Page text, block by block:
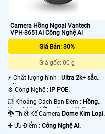
Camera Hồng Ngoại Vantech
VPH-3651AI Công Nghệ Ai
Giá Bán: 30%
Giá gốc: 00 ₫
️⚡ Chất lượng hình : Ultra 2k+ sắc
nét .
⚙ Công Nghệ : IP POE.
💥 Khoảng Cách Ban Đêm : Hồng
Ngoại 30m Hồng Ngoại SMD.
🐉️ Thiết Kế Camera Dome Kim Loại.
️✤ Ưu Điểm : Công Nghệ AI.